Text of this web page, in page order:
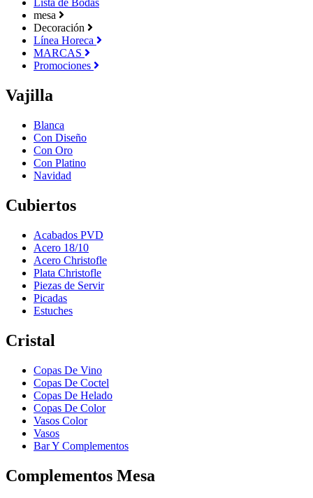
Lista de Bodas
mesa
Decoración
Línea Horeca
MARCAS
Promociones
Vajilla
Blanca
Con Diseño
Con Oro
Con Platino
Navidad
Cubiertos
Acabados PVD
Acero 18/10
Acero Christofle
Plata Christofle
Piezas de Servir
Picadas
Estuches
Cristal
Copas De Vino
Copas De Coctel
Copas De Helado
Copas De Color
Vasos Color
Vasos
Bar Y Complementos
Complementos Mesa